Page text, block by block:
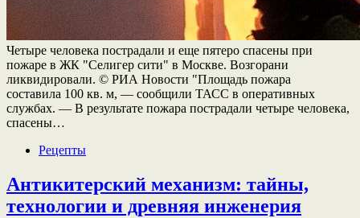
Четыре человека пострадали и еще пятеро спасены при
пожаре в ЖК "Селигер сити" в Москве. Возгорани
ликвидировали. © РИА Новости "Площадь пожара
составила 100 кв. м, — сообщили ТАСС в оперативных
службах. — В результате пожара пострадали четыре человека,
спасены…
Рецепты
Антикитерский механизм: тайны,
технологии и древняя инженерия